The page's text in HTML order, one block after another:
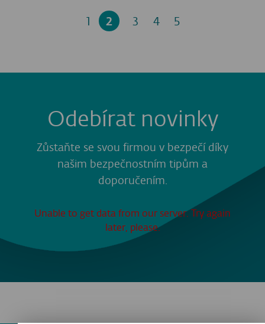
1 2 3 4 5
Odebírat novinky
Zůstaňte se svou firmou v bezpečí díky
našim bezpečnostním tipům a
doporučením.
Unable to get data from our server. Try again
later, please.